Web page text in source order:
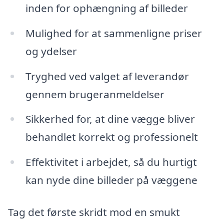
inden for ophængning af billeder
Mulighed for at sammenligne priser
og ydelser
Tryghed ved valget af leverandør
gennem brugeranmeldelser
Sikkerhed for, at dine vægge bliver
behandlet korrekt og professionelt
Effektivitet i arbejdet, så du hurtigt
kan nyde dine billeder på væggene
Tag det første skridt mod en smukt